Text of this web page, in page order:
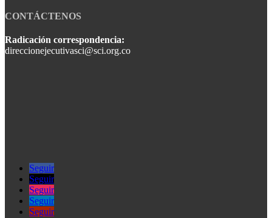
CONTÁCTENOS
Radicación correspondencia:
direccionejecutivasci@sci.org.co
Seguir
Seguir
Seguir
Seguir
Seguir